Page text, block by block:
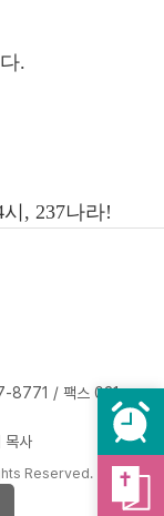
.
, 237나라!
8771 / 팩스 031-
목사
Reserved.